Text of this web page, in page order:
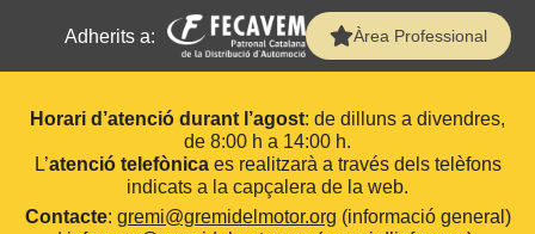
Adherits a: Àrea Professional
Horari d’atenció durant l’agost: de dilluns a divendres,
de 8:00 h a 14:00 h.
L’atenció telefònicaes realitzarà a través dels telèfons
indicats a la capçalera de la web.
Contacte: gremi@gremidelmotor.org (informació general)